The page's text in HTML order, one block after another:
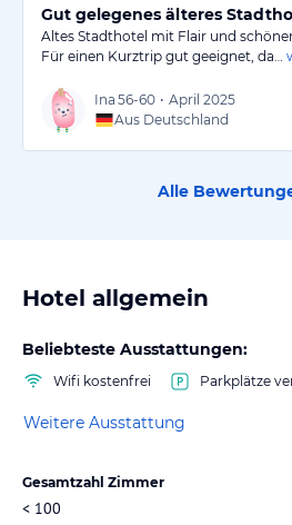
Gut gelegenes älteres
Altes Stadthotel mit Flair und
Für einen Kurztrip gut geeignet, da…
Ina 56-60 • April 2025
Aus Deutschland
Alle
Hotel allgemein
Beliebteste Ausstattungen:
Wifi kostenfrei Parkplätze
Weitere Ausstattung
Gesamtzahl Zimmer
< 100